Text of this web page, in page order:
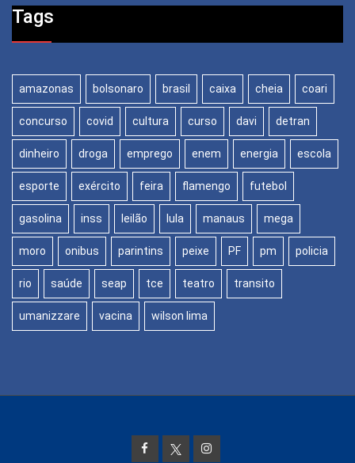
Tags
amazonas bolsonaro brasil caixa cheia coari
concurso covid cultura curso davi detran
dinheiro droga emprego enem energia escola
esporte exército feira flamengo futebol
gasolina inss leilão lula manaus mega
moro onibus parintins peixe PF pm policia
rio saúde seap tce teatro transito
umanizzare vacina wilson lima